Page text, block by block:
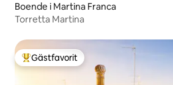
Boende i Martina Franca
Torretta Martina
Populär gästfavorit
Gästfavorit